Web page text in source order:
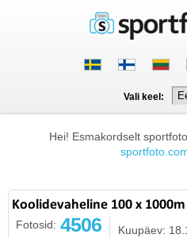
Vali keel:
Hei! Esmakordselt
Koolidevaheline 100 x
Fotosid: 4506 Kuupäev: